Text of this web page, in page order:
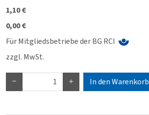
1,10 €
0,00 €
Für Mitgliedsbetriebe der BG RCI
zzgl. MwSt.
In den Warenkorb